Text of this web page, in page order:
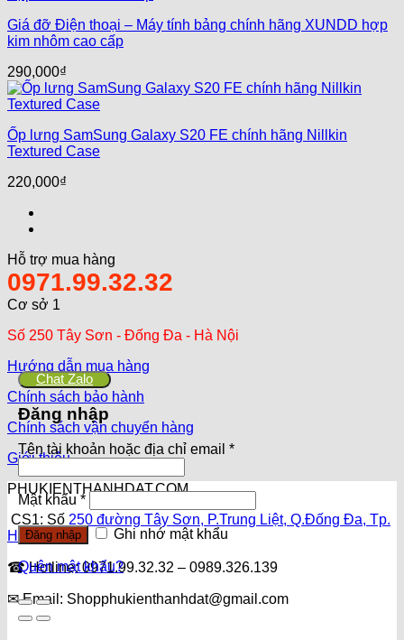
Giá đỡ Điện thoại – Máy tính bảng chính hãng XUNDD hợp
kim nhôm cao cấp
290,000₫
Ốp lưng SamSung Galaxy S20 FE chính hãng Nillkin
Textured Case
220,000₫
Hỗ trợ mua hàng
0971.99.32.32
Cơ sở 1
Số 250 Tây Sơn - Đống Đa - Hà Nội
Hướng dẫn mua hàng
Chính sách bảo hành
Chính sách vận chuyển hàng
Giới thiệu
PHUKIENTHANHDAT.COM
CS1: Số 250 đường Tây Sơn, P.Trung Liệt, Q.Đống Đa, Tp.
Hà Nội
☎ Hotline: 0971.99.32.32 – 0989.326.139
✉ Email: Shopphukienthanhdat@gmail.com
Chat Zalo
Đăng nhập
Tên tài khoản hoặc địa chỉ email *
Mật khẩu *
Đăng nhập Ghi nhớ mật khẩu
Quên mật khẩu?